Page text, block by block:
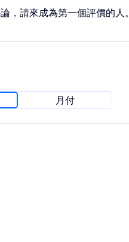
，請來成為第一個評價的人。
月付